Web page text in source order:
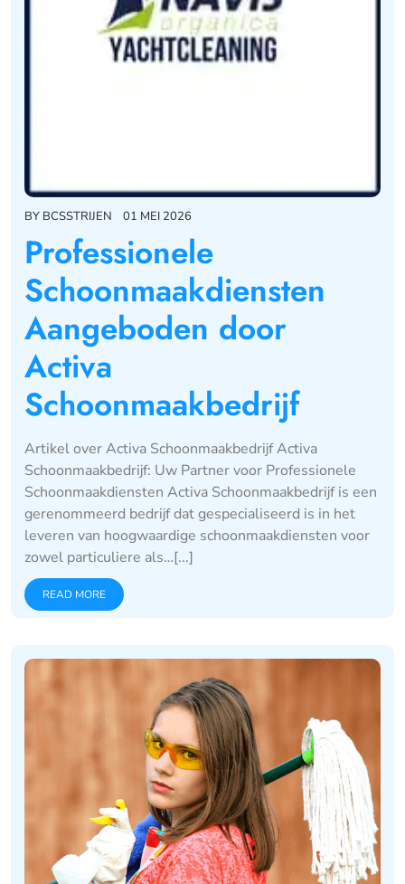
BY BCSSTRIJEN 01 MEI 2026
Professionele
Schoonmaakdiensten
Aangeboden door
Activa
Schoonmaakbedrijf
Artikel over Activa Schoonmaakbedrijf Activa
Schoonmaakbedrijf: Uw Partner voor Professionele
Schoonmaakdiensten Activa Schoonmaakbedrijf is een
gerenommeerd bedrijf dat gespecialiseerd is in het
leveren van hoogwaardige schoonmaakdiensten voor
zowel particuliere als…[...]
READ MORE